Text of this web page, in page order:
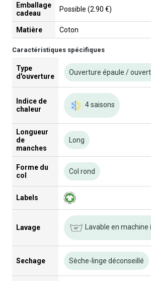
Emballage
cadeau
Possible (2.90 €)
Matière Coton
Caractéristiques spécifiques
Type
d'ouverture
Ouverture épaule /
Indice de
chaleur
4 saisons
Longueur
de
manches
Long
Forme du
col
Col rond
Labels
Lavage Lavable en machine
Sechage Sèche-linge déconseillé